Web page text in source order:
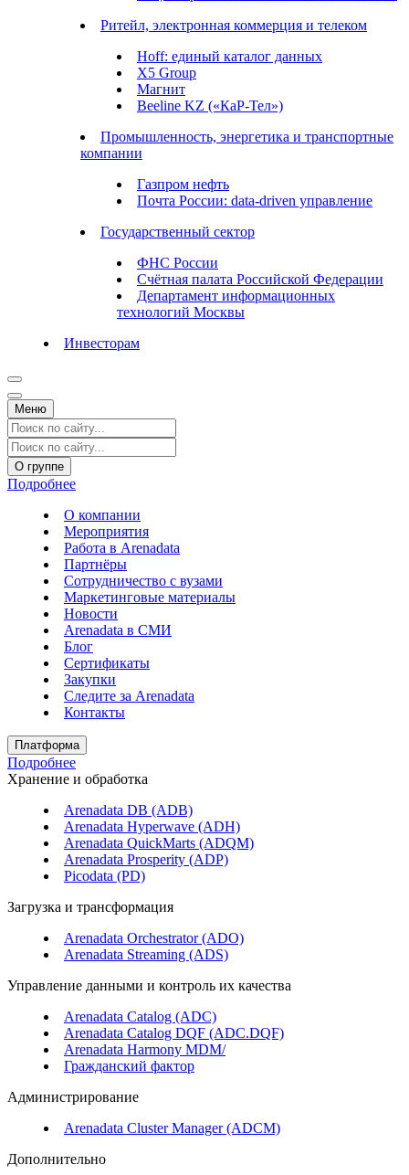
Ритейл, электронная коммерция и телеком
Hoff: единый каталог данных
X5 Group
Магнит
Beeline KZ («КаР-Тел»)
Промышленность, энергетика и транспортные
компании
Газпром нефть
Почта России: data-driven управление
Государственный сектор
ФНС России
Счётная палата Российской Федерации
Департамент информационных
технологий Москвы
Инвесторам
Меню
О группе
Подробнее
О компании
Мероприятия
Работа в Arenadata
Партнёры
Сотрудничество с вузами
Маркетинговые материалы
Новости
Arenadata в СМИ
Блог
Сертификаты
Закупки
Следите за Аrenadata
Контакты
Платформа
Подробнее
Хранение и обработка
Arenadata DB (ADB)
Arenadata Hyperwave (ADH)
Arenadata QuickMarts (ADQM)
Arenadata Prosperity (ADP)
Picodata (PD)
Загрузка и трансформация
Arenadata Orchestrator (ADO)
Arenadata Streaming (ADS)
Управление данными и контроль их качества
Arenadata Catalog (ADC)
Arenadata Catalog DQF (ADС.DQF)
Arenadata Harmony MDM/
Гражданский фактор
Администрирование
Arenadata Cluster Manager (ADCM)
Дополнительно